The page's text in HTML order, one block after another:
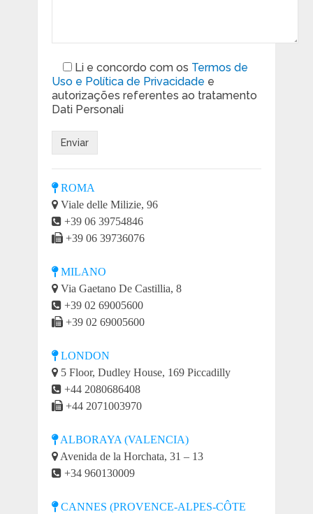
Li e concordo com os Termos de
Uso e Política de Privacidade e
autorizações referentes ao tratamento
Dati Personali
ROMA
Viale delle Milizie, 96
+39 06 39754846
+39 06 39736076
MILANO
Via Gaetano De Castillia, 8
+39 02 69005600
+39 02 69005600
LONDON
5 Floor, Dudley House, 169 Piccadilly
+44 2080686408
+44 2071003970
ALBORAYA (VALENCIA)
Avenida de la Horchata, 31 – 13
+34 960130009
CANNES (PROVENCE-ALPES-CÔTE